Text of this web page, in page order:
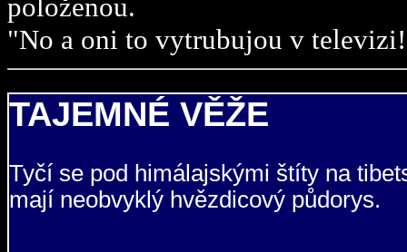
položenou.
"No a oni to vytrubujou v
TAJEMNÉ VĚŽE
Tyčí se pod himálajskými štíty na
mají neobvyklý hvězdicový půdorys.